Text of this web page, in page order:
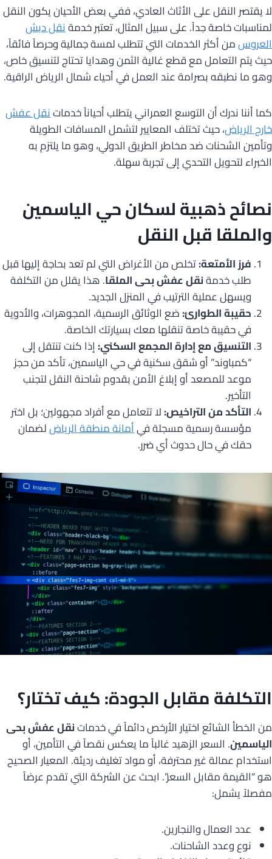
لا يقتصر النقل على الأثاث العادي، ففي بعض الأحيان يكون النقل
لمناسبات خاصة جداً. على سبيل المثال، تعتبر خدمةنقل دبش
العروسمن أكثر الخدمات التي تتطلب لمسة جمالية وحرصاً فائقاً،
حيث يتم التعامل مع قطع غالية الثمن وهدايا تحتاج لتنسيق خاص،
وهو ما نطبقه بصرامة عند العمل في أحياء شمال الرياض الراقية.
كما أننا ندرك أن التوسع العمراني يتطلب أحياناً خدماتنقل عفش
خارج الرياض، حيث تختلف المعايير لتشمل المسافات الطويلة
وتأمين الشحنات ضد مخاطر الطريق الدولي، وهو ما يلتزم به
الخبراء لتحويل التحدي إلى تجربة سهلة.
نصائح ذهبية لسكان حي الياسمين
والملقا قبل النقل
فرز الأمتعة:تخلص من الأغراض التي لم تعد بحاجة إليها قبل
طلب خدمةنقل عفش بحى الملقا. هذا يقلل من التكلفة
ويسهل عملية الترتيب في المنزل الجديد.
حقيبة الطوارئ:ضع الوثائق الرسمية، المجوهرات، والأدوية
في حقيبة خاصة تنقلها معك بسيارتك الخاصة.
التنسيق مع إدارة المجمع السكني:إذا كنت تنتقل إلى
“كمباوند” أو شقق سكنية في حي الياسمين، تأكد من حجز
موعد للمصعد أو إبلاغ الأمن بقدوم شاحنة النقل لتجنب
التأخير.
التأكد من التراخيص:لا تتعامل مع أفراد مجهولين؛ بل اختر
مؤسسة رسمية مسجلة فيأمانة منطقة الرياضلضمان
حقك في حال حدوث أي ضرر.
التكلفة مقابل الجودة: كيف تختار؟
من الخطأ الشائع اختيار الأرخص دائماً في خدماتنقل عفش بحى
الياسمين. السعر الزهيد غالباً ما يعكس نقصاً في التأمين، أو
استخدام عمالة غير محترفة، أو مواد تغليف رديئة. المعيار الصحيح
هو “القيمة مقابل السعر”. ابحث عن الشركة التي تقدم عرضاً
مفصلاً يشمل:
عدد العمال والنجارين.
نوع وعدد الشاحنات.